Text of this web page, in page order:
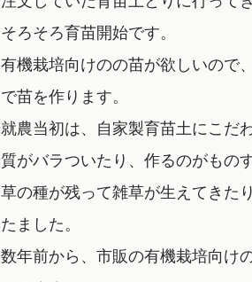
そろそろ育苗開始です。
有機栽培向けのの苗が欲しいので
で苗を作ります。
就農当初は、自家製育苗土にこだ
質がバラついたり、作るのがもの
草の種が残って雑草が生えてきた
たました。
数年前から、市販の有機栽培向け